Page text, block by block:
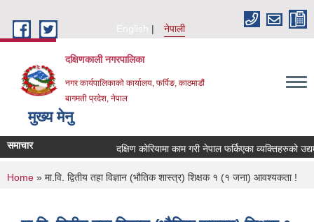
English
नेपाली
दक्षिणकाली नगरपालिका
नगर कार्यपालिकाको कार्यालय, फर्पिङ, काठमाडौं
बागमती प्रदेश, नेपाल
मुख्य मेनु
समाचार दक्षिण कोरियामा काम गरी नेपाल फर्किएका व्यक्तिहरुको
You are here
Home » मा.वि. द्वितीय तहा विज्ञान (भौतिक शास्त्र) शिक्षक १ (१ जना) आवश्यकता !